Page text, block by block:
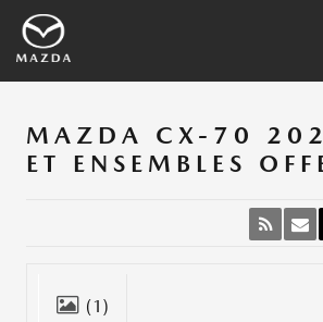
MAZDA CX-70
ET ENSEMBLES
(1)